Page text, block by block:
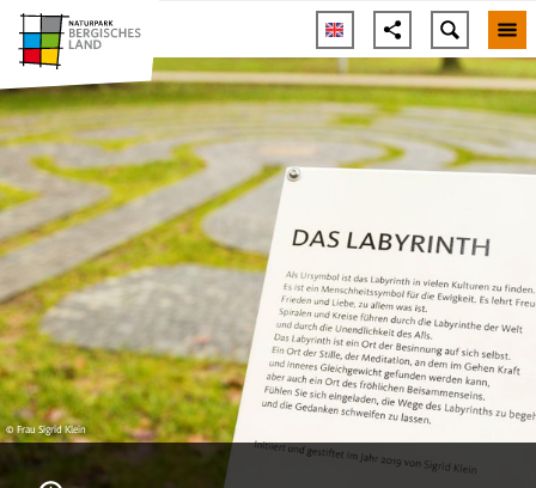
© Frau Sigrid Klein